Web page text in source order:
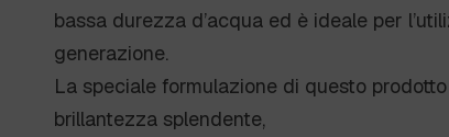
bassa durezza d’acqua ed è ideale per
generazione.
La speciale formulazione di questo
brillantezza splendente,